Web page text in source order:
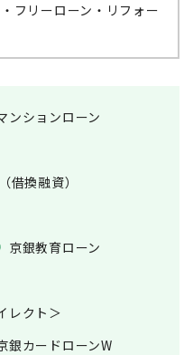
フリーローン・リフォー
ンションローン
借換融資）
京銀教育ローン
レクト＞
銀カードローンW